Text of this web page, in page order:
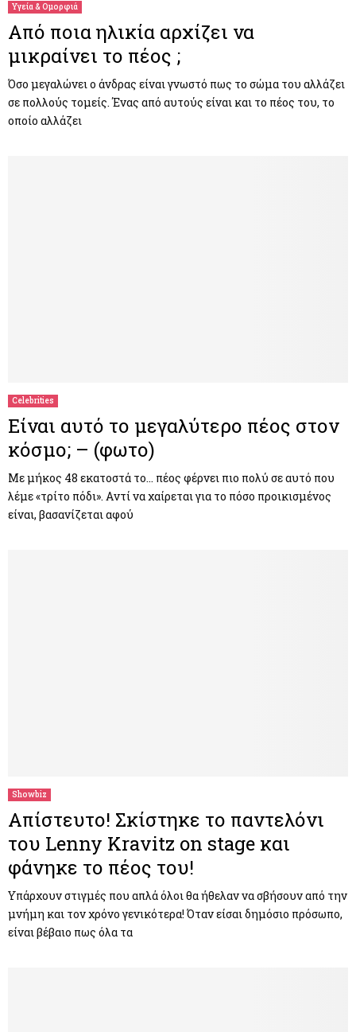
Υγεία & Ομορφιά
Από ποια ηλικία αρχίζει να
μικραίνει το πέος ;
Όσο μεγαλώνει ο άνδρας είναι γνωστό πως το σώμα του αλλάζει
σε πολλούς τομείς. Ένας από αυτούς είναι και το πέος του, το
οποίο αλλάζει
Celebrities
Είναι αυτό το μεγαλύτερο πέος στον
κόσμο; – (φωτο)
Με μήκος 48 εκατοστά το… πέος φέρνει πιο πολύ σε αυτό που
λέμε «τρίτο πόδι». Aντί να χαίρεται για το πόσο προικισμένος
είναι, βασανίζεται αφού
Showbiz
Απίστευτο! Σκίστηκε το παντελόνι
του Lenny Kravitz on stage και
φάνηκε το πέος του!
Υπάρχουν στιγμές που απλά όλοι θα ήθελαν να σβήσουν από την
μνήμη και τον χρόνο γενικότερα! Όταν είσαι δημόσιο πρόσωπο,
είναι βέβαιο πως όλα τα